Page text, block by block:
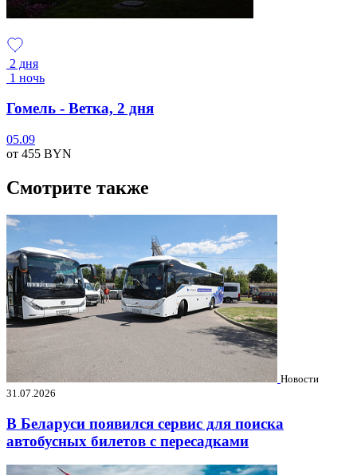
2 дня
1 ночь
Гомель - Ветка, 2 дня
05.09
от 455 BYN
Смотрите также
Новости
31.07.2026
В Беларуси появился сервис для поиска
автобусных билетов с пересадками